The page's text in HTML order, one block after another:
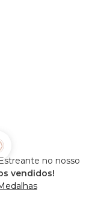
no nosso
vendidos!